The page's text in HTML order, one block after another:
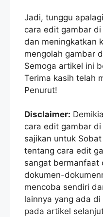
Jadi, tunggu
cara edit gambar
dan meningkatkan
mengolah gambar
Semoga artikel ini
Terima kasih telah
Penurut!
Disclaimer:
cara edit gambar
sajikan untuk
tentang cara edit
sangat bermanfaat
dokumen-
mencoba sendiri
lainnya yang ada di
pada artikel